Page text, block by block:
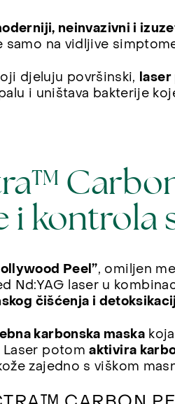
neinvazivni i
samo na vidljive
djeluju površinski, laser
i uništava bakterije
i kontrola
Peel”, omiljen
laser u
čišćenja i
karbonska maska
Laser potomaktivira
zajedno s viškom